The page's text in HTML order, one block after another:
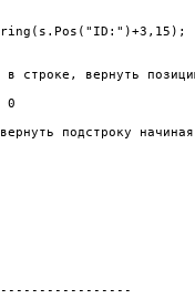
строке, вернуть
0
подстроку